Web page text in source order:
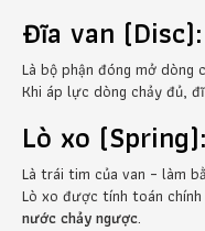
Đĩa van (Disc):
Là bộ phận đóng mở dòng
Khi áp lực dòng chảy đủ,
Lò xo (Spring):
Là trái tim của van – làm
Lò xo được tính toán
nước chảy ngược.